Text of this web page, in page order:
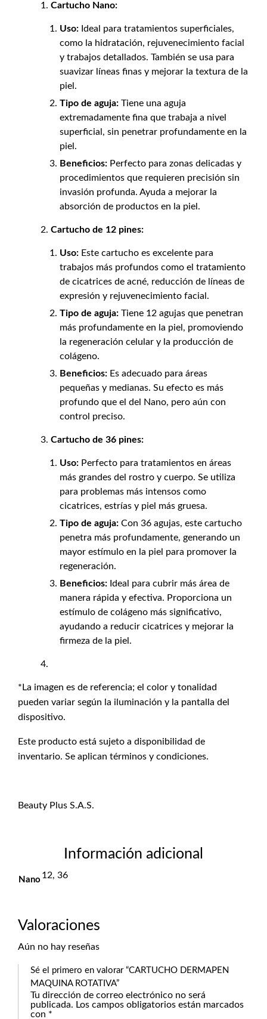
Cartucho Nano:
Uso: Ideal para tratamientos superficiales,
como la hidratación, rejuvenecimiento facial
y trabajos detallados. También se usa para
suavizar líneas finas y mejorar la textura de la
piel.
Tipo de aguja: Tiene una aguja
extremadamente fina que trabaja a nivel
superficial, sin penetrar profundamente en la
piel.
Beneficios: Perfecto para zonas delicadas y
procedimientos que requieren precisión sin
invasión profunda. Ayuda a mejorar la
absorción de productos en la piel.
Cartucho de 12 pines:
Uso: Este cartucho es excelente para
trabajos más profundos como el tratamiento
de cicatrices de acné, reducción de líneas de
expresión y rejuvenecimiento facial.
Tipo de aguja: Tiene 12 agujas que penetran
más profundamente en la piel, promoviendo
la regeneración celular y la producción de
colágeno.
Beneficios: Es adecuado para áreas
pequeñas y medianas. Su efecto es más
profundo que el del Nano, pero aún con
control preciso.
Cartucho de 36 pines:
Uso: Perfecto para tratamientos en áreas
más grandes del rostro y cuerpo. Se utiliza
para problemas más intensos como
cicatrices, estrías y piel más gruesa.
Tipo de aguja: Con 36 agujas, este cartucho
penetra más profundamente, generando un
mayor estímulo en la piel para promover la
regeneración.
Beneficios: Ideal para cubrir más área de
manera rápida y efectiva. Proporciona un
estímulo de colágeno más significativo,
ayudando a reducir cicatrices y mejorar la
firmeza de la piel.
*La imagen es de referencia; el color y tonalidad
pueden variar según la iluminación y la pantalla del
dispositivo.
Este producto está sujeto a disponibilidad de
inventario. Se aplican términos y condiciones.
Beauty Plus S.A.S.
Información adicional
Nano 12, 36
Valoraciones
Aún no hay reseñas
Sé el primero en valorar “CARTUCHO DERMAPEN
MAQUINA ROTATIVA”
Tu dirección de correo electrónico no será
publicada. Los campos obligatorios están marcados
con *